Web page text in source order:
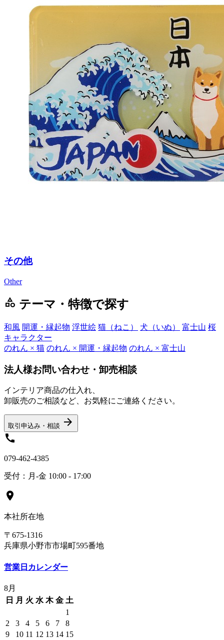
その他
Other
category テーマ・特徴で探す
和風 開運・縁起物 浮世絵 猫（ねこ） 犬（いぬ） 富士山 桜
キャラクター
のれん × 猫 のれん × 開運・縁起物 のれん × 富士山
法人様お問い合わせ・卸売相談
インテリア商品の仕入れ、
卸販売のご相談など、お気軽にご連絡ください。
取引申込み・相談 arrow_forward
call
079-462-4385
受付：月-金 10:00 - 17:00
location_on
本社所在地
〒675-1316
兵庫県小野市市場町595番地
営業日カレンダー
8月
日
月 火 水 木 金 土
1
2
3 4 5 6 7
8
9
10 11 12 13 14 15